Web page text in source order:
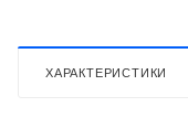
ХАРАКТЕРИСТИКИ